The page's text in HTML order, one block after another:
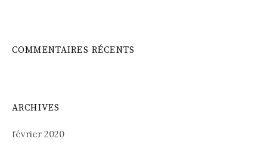
COMMENTAIRES RÉCENTS
ARCHIVES
février 2020